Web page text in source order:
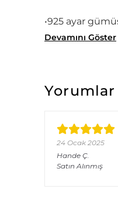
•925 ayar
Devamını Göster
Yorumlar
24 Ocak 2025
Hande Ç.
Satın Alınmış